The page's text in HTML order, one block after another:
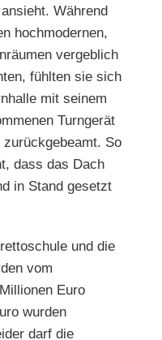
Während
hochmodernen,
vergeblich
fühlten sie sich
mit seinem
Turngerät
So
dass das Dach
in Stand gesetzt
und die
vom
Euro
wurden
darf die